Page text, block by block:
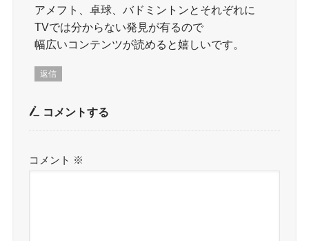
アメフト、卓球、バドミントンとそれぞれに
TVでは分からない発見が有るので
幅広いコンテンツが読めると嬉しいです。
返信
コメントする
コメント ※